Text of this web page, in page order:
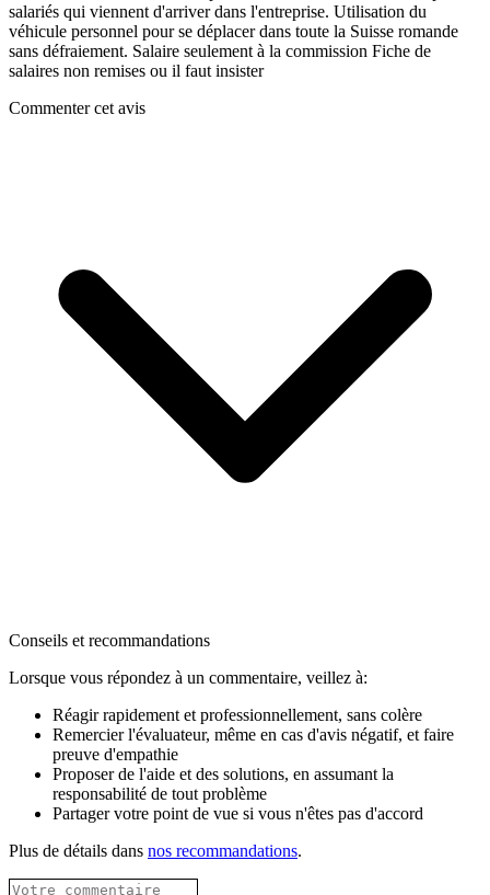
salariés qui viennent d'arriver dans l'entreprise. Utilisation du
véhicule personnel pour se déplacer dans toute la Suisse romande
sans défraiement. Salaire seulement à la commission Fiche de
salaires non remises ou il faut insister
Commenter cet avis
Conseils et recommandations
Lorsque vous répondez à un commentaire, veillez à:
Réagir rapidement et professionnellement, sans colère
Remercier l'évaluateur, même en cas d'avis négatif, et faire
preuve d'empathie
Proposer de l'aide et des solutions, en assumant la
responsabilité de tout problème
Partager votre point de vue si vous n'êtes pas d'accord
Plus de détails dans nos recommandations.